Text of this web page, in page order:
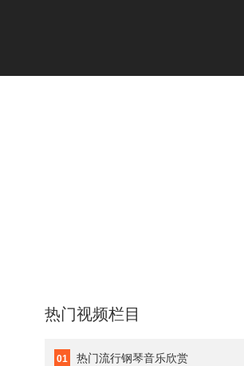
热门视频栏目
01 热门流行钢琴音乐欣赏